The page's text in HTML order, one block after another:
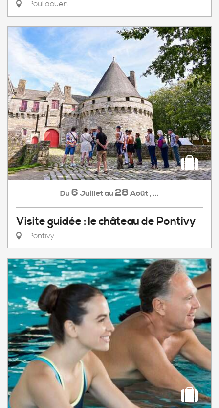
Poullaouen
Du 6 Juilletau 28 Août, ...
Visite guidée : le château de Pontivy
Pontivy